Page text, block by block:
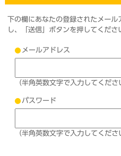
下の欄にあなたの登録されたメール
し、「送信」ボタンを押してくださ
メールアドレス
（半角英数文字で入力してくださ
パスワード
（半角英数文字で入力してくださ